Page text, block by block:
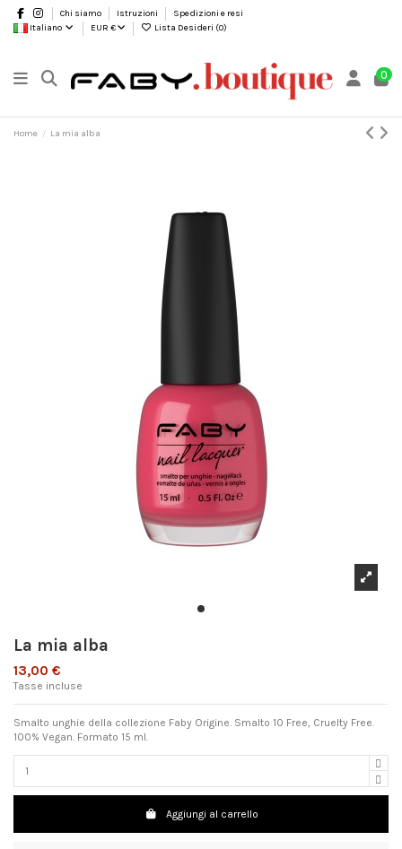
Chi siamo Istruzioni
Spedizioni e resi
Italiano
EUR € Lista Desideri (0)
0
Home La mia alba
La mia alba
13,00 €
Tasse incluse
Smalto unghie della collezione Faby Origine. Smalto 10 Free, Cruelty Free.
100% Vegan. Formato 15 ml.
Aggiungi al carrello